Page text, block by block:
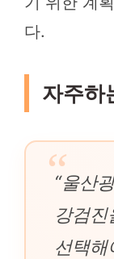
다.
자주하
“울산
강검
선택해